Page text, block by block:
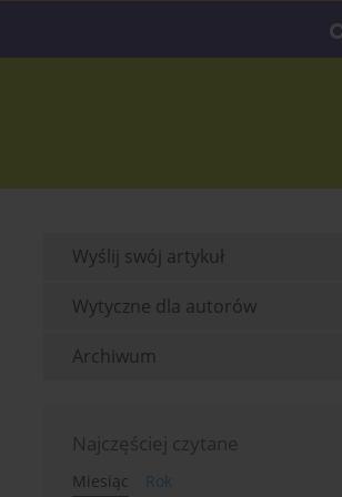
Wyślij swój artykuł
Wytyczne dla autorów
Archiwum
Najczęściej czytane
Miesiąc
Rok